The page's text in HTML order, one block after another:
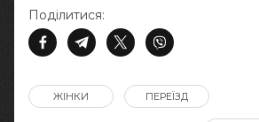
Поділитися:
ЖІНКИ ПЕРЕЇЗД